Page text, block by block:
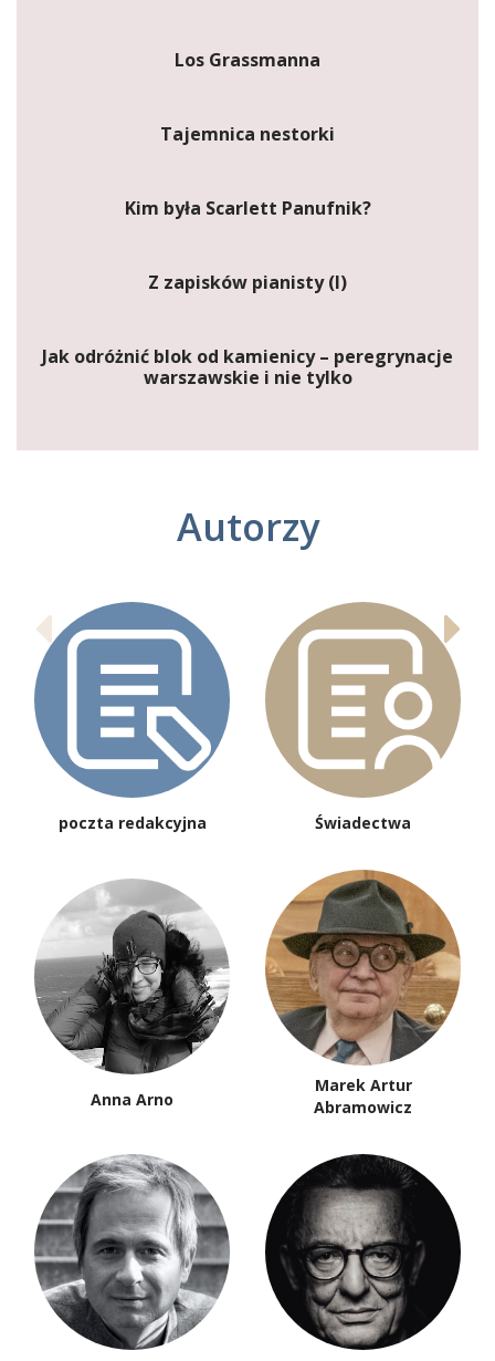
Los Grassmanna
Tajemnica nestorki
Kim była Scarlett Panufnik?
Z zapisków pianisty (I)
Jak odróżnić blok od kamienicy – peregrynacje
warszawskie i nie tylko
Autorzy
poczta redakcyjna Świadectwa
Anna Arno
Marek Artur
Abramowicz